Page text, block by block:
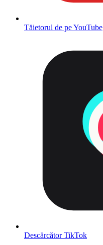
Tăietorul de pe YouTube
Descărcător TikTok